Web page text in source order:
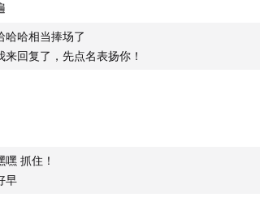
哈哈相当捧场了
来回复了，先点名表扬你！
嘿 抓住！
早